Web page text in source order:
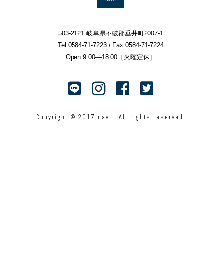
503-2121 岐阜県不破郡垂井町2007-1
Tel 0584-71-7223 / Fax 0584-71-7224
Open 9:00—18:00［火曜定休］
Copyright © 2017 navii. All rights reserved.